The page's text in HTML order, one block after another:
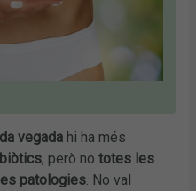
vegada hi ha més
, però no totes les
patologies . No val